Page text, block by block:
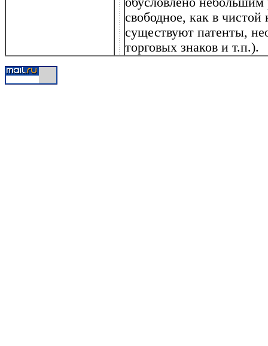
свободное, как в
существуют патенты,
торговых знаков и т.п.).